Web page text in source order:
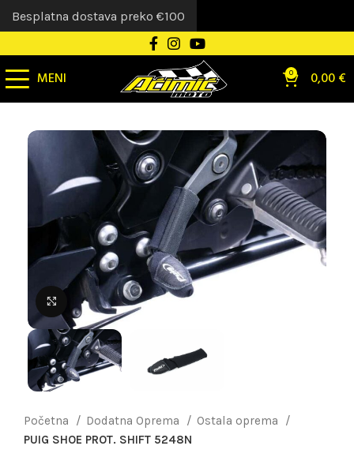
MENI 0 0,00€
Uvećaj sliku
Početna Dodatna Oprema
Ostala oprema
PUIG SHOE PROT. SHIFT 5248N
Besplatna dostava preko €100